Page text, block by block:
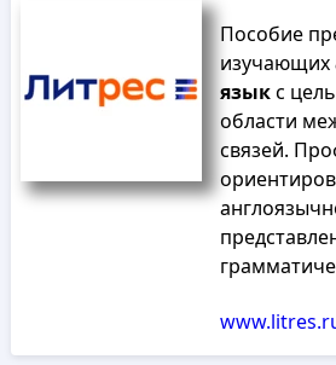
Пособие
изучающих
языкс
области
связей.